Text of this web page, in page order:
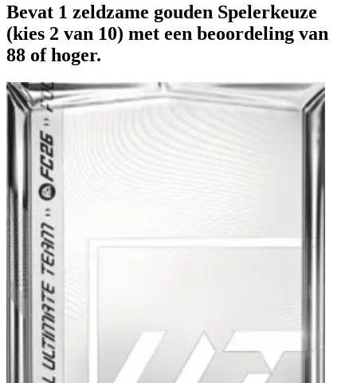
Bevat 1 zeldzame gouden Spelerkeuze
(kies 2 van 10) met een beoordeling van
88 of hoger.